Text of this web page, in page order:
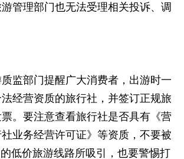
管理部门也无法受理相关投诉、调
部门提醒广大消费者，出游时一
经营资质的旅行社，并签订正规旅
。要注意查看旅行社是否具有《营
业务经营许可证》等资质，不要被
低价旅游线路所吸引，也要警惕打